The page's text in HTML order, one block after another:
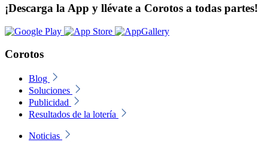
¡Descarga la App y llévate a Corotos a todas partes!
Corotos
Blog
Soluciones
Publicidad
Resultados de la lotería
Noticias